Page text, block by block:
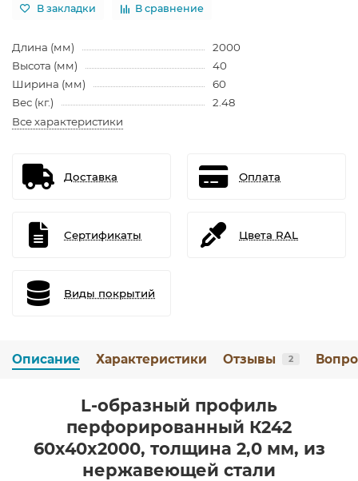
В закладки В сравнение
Длина (мм)
2000
Высота (мм)
40
Ширина (мм)
60
Вес (кг.)
2.48
Все характеристики
Доставка Оплата
Сертификаты Цвета RAL
Виды покрытий
Описание Характеристики Отзывы 2
L-образный профиль
перфорированный К242
60x40x2000, толщина 2,0 мм, из
нержавеющей стали